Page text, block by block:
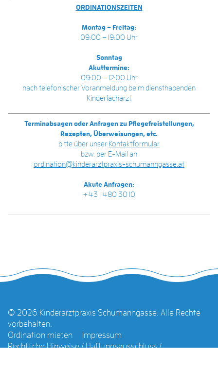
ORDINATIONSZEITEN
Montag – Freitag:
09:00 – 19:00 Uhr
Sonntag
Akuttermine:
09:00 – 12:00 Uhr
nach telefonischer Voranmeldung beim diensthabenden
Kinderfacharzt
Terminabsagen oder Anfragen zu Pflegefreistellungen,
Rezepten, Überweisungen, etc.
bitte über unser Kontaktformular
bzw. per E-Mail an
ordination@kinderarztpraxis-schumanngasse.at
Akute Anfragen:
+43 1 480 30 10
© 2026 Kinderarztpraxis Schumanngasse. Alle Rechte
vorbehalten.
Ordination mieten
Impressum
Rechtliche Hinweise / Haftungsausschluss /